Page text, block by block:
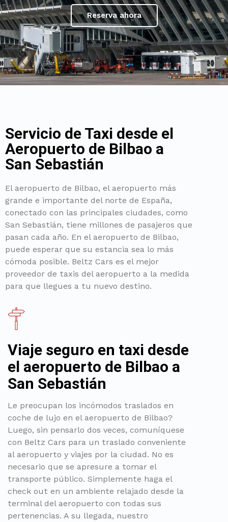
Reserva ahora
Servicio de Taxi desde el
Aeropuerto de Bilbao a
San Sebastián
El aeropuerto de Bilbao, el aeropuerto más
grande e importante del norte de España,
conectado con las principales ciudades, como
San Sebastián, tiene millones de pasajeros que
pasan cada año. En el aeropuerto de Bilbao,
puede esperar que su estancia sea lo más
cómoda posible. Beltz Cars es el mejor
proveedor de taxis del aeropuerto a la medida
para que llegues a tu nuevo destino.
Viaje seguro en taxi desde
el aeropuerto de Bilbao a
San Sebastián
Le preocupan los incómodos traslados en
coche de lujo en el aeropuerto de Bilbao?
Luego, sin pensarlo dos veces, comuníquese
con Beltz Cars para un traslado conveniente
al aeropuerto y viajes por la ciudad. No es
necesario que se apresure a tomar el
transporte público. Simplemente haga el
check out en un ambiente relajado desde la
terminal del aeropuerto con todas sus
pertenencias. A su llegada, nuestro